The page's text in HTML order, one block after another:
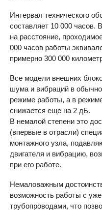
Интервал технического
составляет 10 000 часов.
на расстояние,
000 часов работы
примерно 300 000
Все модели внешних
шума и вибраций в
режиме работы, а в
снижается еще на 2 дБ.
В немалой степени это
(впервые в отрасли)
монтажного узла,
двигателя и вибрацию,
при его работе.
Немаловажным
возможность работы с
трубопроводами, что